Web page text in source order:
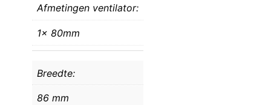
Afmetingen ventilator:
1x 80mm
Breedte:
86 mm